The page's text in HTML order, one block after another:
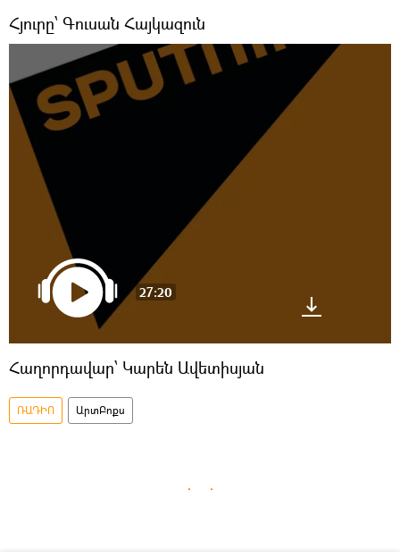
Հյուրը՝ Գուսան Հայկազուն
27:20
Հաղորդավար՝ Կարեն Ավետիսյան
ՌԱԴԻՈ ԱրտԲոքս